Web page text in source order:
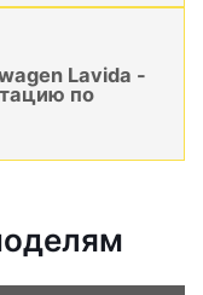
Lavida -
по